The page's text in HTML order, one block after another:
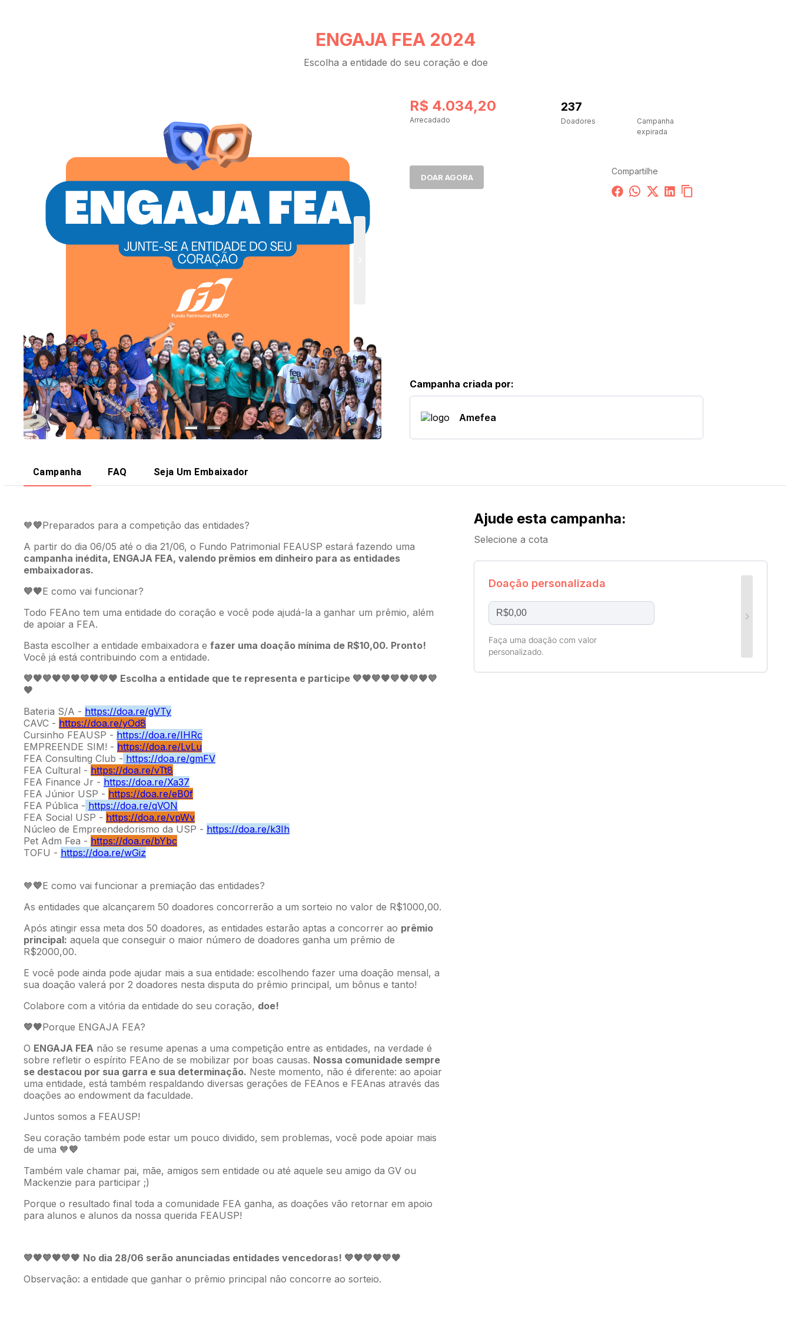
ENGAJA FEA 2024
Escolha a entidade do seu coração e doe
R$ 4.034,20
Arrecadado
237
Doadores
Campanha
expirada
DOAR AGORA
Compartilhe
Campanha criada por:
Amefea
Campanha FAQ Seja Um Embaixador
🧡💙Preparados para a competição das entidades?
A partir do dia 06/05 até o dia 21/06, o Fundo Patrimonial FEAUSP estará fazendo uma
campanha inédita, ENGAJA FEA, valendo prêmios em dinheiro para as entidades
embaixadoras.
💙🧡E como vai funcionar?
Todo FEAno tem uma entidade do coração e você pode ajudá-la a ganhar um prêmio, além
de apoiar a FEA.
Basta escolher a entidade embaixadora e fazer uma doação mínima de R$10,00. Pronto!
Você já está contribuindo com a entidade.
💙🧡💙🧡💙🧡💙🧡💙🧡 Escolha a entidade que te representa e participe 💙🧡💙🧡💙🧡💙🧡💙
🧡
Bateria S/A - https://doa.re/gVTy
CAVC - https://doa.re/yOd8
Cursinho FEAUSP - https://doa.re/IHRc
EMPREENDE SIM! - https://doa.re/LvLu
FEA Consulting Club - https://doa.re/gmFV
FEA Cultural - https://doa.re/vTt8
FEA Finance Jr - https://doa.re/Xa37
FEA Júnior USP - https://doa.re/eB0f
FEA Pública - https://doa.re/qVON
FEA Social USP - https://doa.re/vpWv
Núcleo de Empreendedorismo da USP - https://doa.re/k3Ih
Pet Adm Fea - https://doa.re/bYbc
TOFU - https://doa.re/wGiz
🧡💙E como vai funcionar a premiação das entidades?
As entidades que alcançarem 50 doadores concorrerão a um sorteio no valor de R$1000,00.
Após atingir essa meta dos 50 doadores, as entidades estarão aptas a concorrer ao prêmio
principal: aquela que conseguir o maior número de doadores ganha um prêmio de
R$2000,00.
E você pode ainda pode ajudar mais a sua entidade: escolhendo fazer uma doação mensal, a
sua doação valerá por 2 doadores nesta disputa do prêmio principal, um bônus e tanto!
Colabore com a vitória da entidade do seu coração, doe!
💙🧡Porque ENGAJA FEA?
O ENGAJA FEA não se resume apenas a uma competição entre as entidades, na verdade é
sobre refletir o espírito FEAno de se mobilizar por boas causas. Nossa comunidade sempre
se destacou por sua garra e sua determinação. Neste momento, não é diferente: ao apoiar
uma entidade, está também respaldando diversas gerações de FEAnos e FEAnas através das
doações ao endowment da faculdade.
Juntos somos a FEAUSP!
Seu coração também pode estar um pouco dividido, sem problemas, você pode apoiar mais
de uma 🧡💙
Também vale chamar pai, mãe, amigos sem entidade ou até aquele seu amigo da GV ou
Mackenzie para participar ;)
Porque o resultado final toda a comunidade FEA ganha, as doações vão retornar em apoio
para alunos e alunos da nossa querida FEAUSP!
💙🧡💙🧡💙🧡 No dia 28/06 serão anunciadas entidades vencedoras! 💙🧡💙🧡💙🧡
Observação: a entidade que ganhar o prêmio principal não concorre ao sorteio.
Ajude esta campanha:
Selecione a cota
Doação personalizada
Faça uma doação com valor
personalizado.